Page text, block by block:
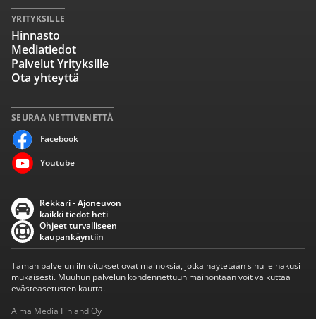
SEURAA NETTIVENETTÄ
Facebook
Youtube
YRITYKSILLE
Hinnasto
Mediatiedot
Palvelut Yrityksille
Ota yhteyttä
Rekkari - Ajoneuvon
kaikki tiedot heti
Ohjeet turvalliseen
kaupankäyntiin
Tämän palvelun ilmoitukset ovat mainoksia, jotka näytetään sinulle hakusi
mukaisesti. Muuhun palvelun kohdennettuun mainontaan voit vaikuttaa
evästeasetusten kautta.
Alma Media Finland Oy